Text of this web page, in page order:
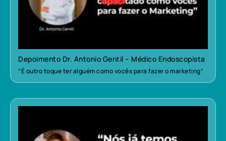
Depoimento Dr. Antonio Gentil – Médico Endoscopista
“É outro toque ter alguém como vocês para fazer o marketing”